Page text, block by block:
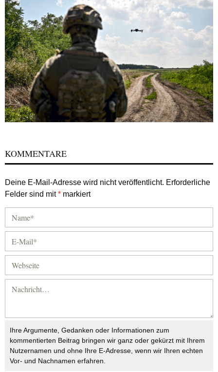
KOMMENTARE
Deine E-Mail-Adresse wird nicht veröffentlicht. Erforderliche
Felder sind mit* markiert
Ihre Argumente, Gedanken oder Informationen zum
kommentierten Beitrag bringen wir ganz oder gekürzt mit Ihrem
Nutzernamen und ohne Ihre E-Adresse, wenn wir Ihren echten
Vor- und Nachnamen erfahren.